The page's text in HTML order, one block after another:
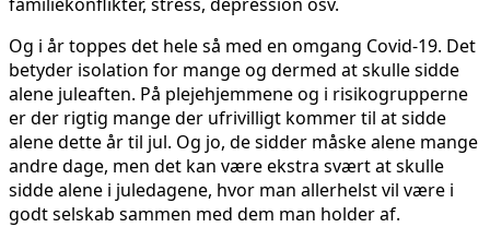
Og i år toppes det hele så med en omgang Covid-19. Det
betyder isolation for mange og dermed at skulle sidde
alene juleaften. På plejehjemmene og i risikogrupperne
er der rigtig mange der ufrivilligt kommer til at sidde
alene dette år til jul. Og jo, de sidder måske alene mange
andre dage, men det kan være ekstra svært at skulle
sidde alene i juledagene, hvor man allerhelst vil være i
godt selskab sammen med dem man holder af.